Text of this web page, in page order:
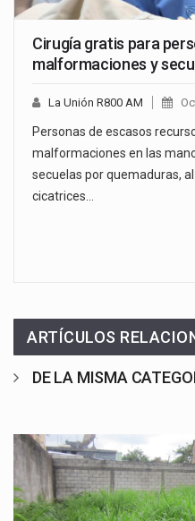
Cirugía gratis para
malformaciones y
La Unión R800 AM
Personas de escasos
malformaciones en las
secuelas por quemaduras,
cicatrices…
ARTÍCULOS
DE LA MISMA